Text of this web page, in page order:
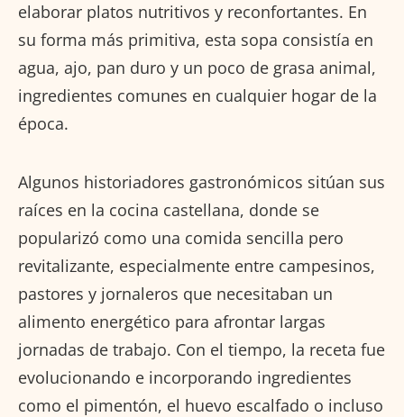
elaborar platos nutritivos y reconfortantes. En
su forma más primitiva, esta sopa consistía en
agua, ajo, pan duro y un poco de grasa animal,
ingredientes comunes en cualquier hogar de la
época.
Algunos historiadores gastronómicos sitúan sus
raíces en la cocina castellana, donde se
popularizó como una comida sencilla pero
revitalizante, especialmente entre campesinos,
pastores y jornaleros que necesitaban un
alimento energético para afrontar largas
jornadas de trabajo. Con el tiempo, la receta fue
evolucionando e incorporando ingredientes
como el pimentón, el huevo escalfado o incluso